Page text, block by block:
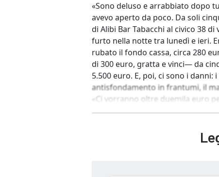
«Sono deluso e arrabbiato dopo
avevo aperto da poco. Da soli
di Alibi Bar Tabacchi al civico 38
furto nella notte tra lunedì e ieri.
rubato il fondo cassa, circa 280
di 300 euro, gratta e vinci— da
5.500 euro. E, poi, ci sono i
antisfondamento in frantumi, il
«Ci vorranno oltre duemila euro